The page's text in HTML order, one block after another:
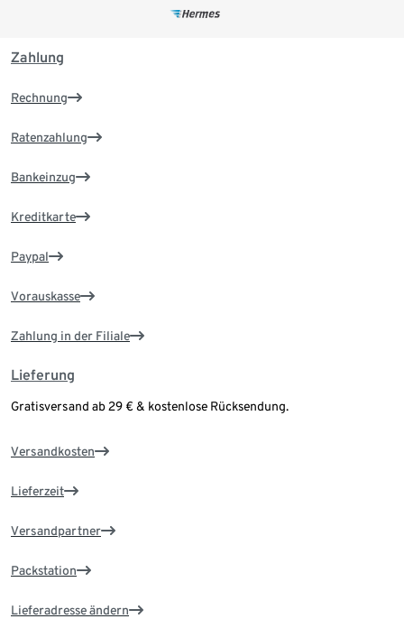
Zahlung
Rechnung
Ratenzahlung
Bankeinzug
Kreditkarte
Paypal
Vorauskasse
Zahlung in der Filiale
Lieferung
Gratisversand ab 29 € & kostenlose Rücksendung.
Versandkosten
Lieferzeit
Versandpartner
Packstation
Lieferadresse ändern